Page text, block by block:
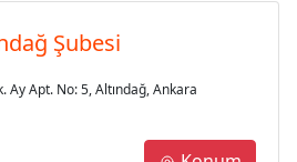
Şubesi
Ay Apt. No: 5, Altındağ, Ankara